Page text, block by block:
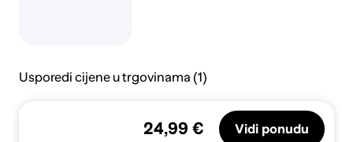
Usporedi cijene u trgovinama (1)
24,99 € Vidi ponudu